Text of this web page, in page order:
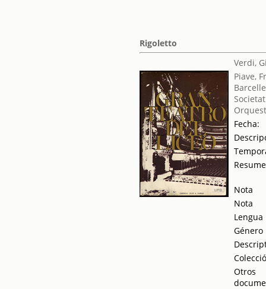
Rigoletto
Verdi,
Piave,
Fecha:
Nota
Nota
Lengua
Género
Otros